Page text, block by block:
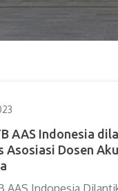
AAS Indonesia
Asosiasi Dosen
AAS Indonesia